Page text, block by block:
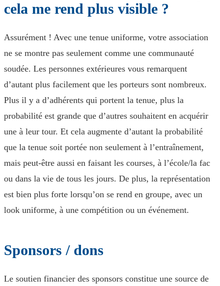
cela me rend plus visible ?
Assurément ! Avec une tenue uniforme, votre association
ne se montre pas seulement comme une communauté
soudée. Les personnes extérieures vous remarquent
d’autant plus facilement que les porteurs sont nombreux.
Plus il y a d’adhérents qui portent la tenue, plus la
probabilité est grande que d’autres souhaitent en acquérir
une à leur tour. Et cela augmente d’autant la probabilité
que la tenue soit portée non seulement à l’entraînement,
mais peut-être aussi en faisant les courses, à l’école/la fac
ou dans la vie de tous les jours. De plus, la représentation
est bien plus forte lorsqu’on se rend en groupe, avec un
look uniforme, à une compétition ou un événement.
Sponsors / dons
Le soutien financier des sponsors constitue une source de